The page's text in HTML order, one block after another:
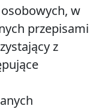
w
przepisami
z